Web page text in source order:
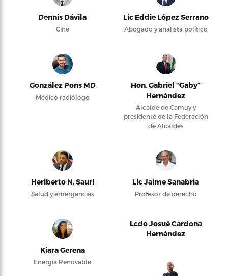
Dennis Dávila
Cine
Lic Eddie López Serrano
Abogado y analista político
González Pons MD
Médico radiólogo
Hon. Gabriel “Gaby”
Hernández
Alcalde de Camuy y
presidente de la Federación
de Alcaldes
Heriberto N. Saurí
Salud y emergencias
Lic Jaime Sanabria
Profesor de derecho
Kiara Gerena
Energía Renovable
Lcdo Josué Cardona
Hernández